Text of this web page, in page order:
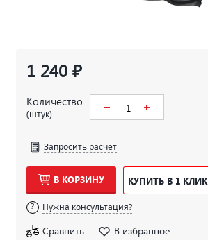
1 240 ₽
Количество
(штук)
Запросить расчёт
В КОРЗИНУ КУПИТЬ В 1 КЛИК
Нужна консультация?
Сравнить В избранное